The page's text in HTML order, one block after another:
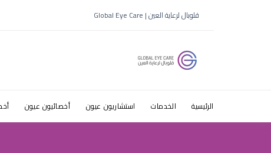
لقاء مع
قلوبال لرعاية العين | Global Eye Care
الرئيسية الخدمات استشاريون عيون أخصائيون عيون